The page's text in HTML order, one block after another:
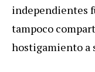
independientes
tampoco
hostigamiento a